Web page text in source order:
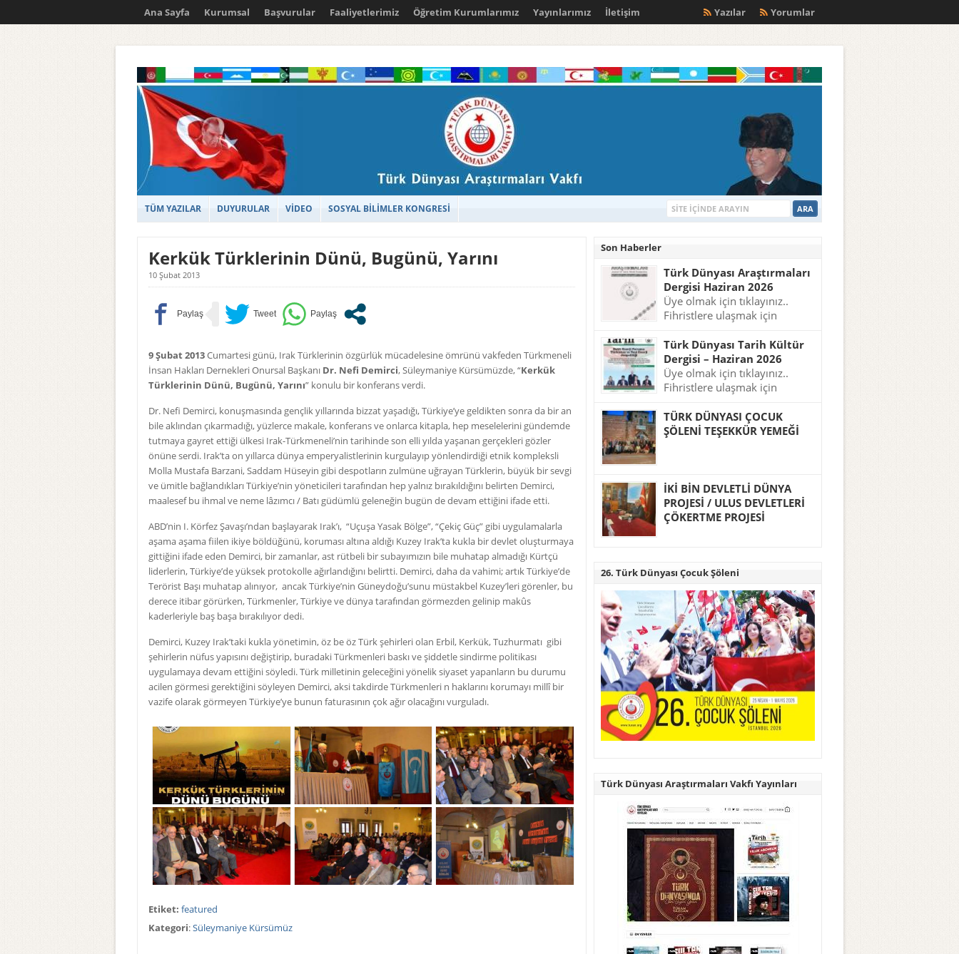
Ana Sayfa Kurumsal Başvurular Faaliyetlerimiz Öğretim Kurumlarımız Yayınlarımız İletişim Yorumlar
Yazılar
TÜM YAZILAR DUYURULAR VİDEO SOSYAL BİLİMLER KONGRESİ
Kerkük Türklerinin Dünü, Bugünü, Yarını
10 Şubat 2013
9 Şubat 2013Cumartesi günü, Irak Türklerinin özgürlük mücadelesine ömrünü vakfeden Türkmeneli
İnsan Hakları Dernekleri Onursal Başkanı Dr. Nefi Demirci, Süleymaniye Kürsümüzde, “Kerkük
Türklerinin Dünü, Bugünü, Yarını” konulu bir konferans verdi.
Dr. Nefi Demirci, konuşmasında gençlik yıllarında bizzat yaşadığı, Türkiye’ye geldikten sonra da bir an
bile aklından çıkarmadığı, yüzlerce makale, konferans ve onlarca kitapla, hep meselelerini gündemde
tutmaya gayret ettiği ülkesi Irak-Türkmeneli’nin tarihinde son elli yılda yaşanan gerçekleri gözler
önüne serdi. Irak’ta on yıllarca dünya emperyalistlerinin kurgulayıp yönlendirdiği etnik kompleksli
Molla Mustafa Barzani, Saddam Hüseyin gibi despotların zulmüne uğrayan Türklerin, büyük bir sevgi
ve ümitle bağlandıkları Türkiye’nin yöneticileri tarafından hep yalnız bırakıldığını belirten Demirci,
maalesef bu ihmal ve neme lâzımcı / Batı güdümlü geleneğin bugün de devam ettiğini ifade etti.
ABD’nin I. Körfez Şavaşı’ndan başlayarak Irak’ı, “Uçuşa Yasak Bölge”, “Çekiç Güç” gibi uygulamalarla
aşama aşama fiilen ikiye böldüğünü, koruması altına aldığı Kuzey Irak’ta kukla bir devlet oluşturmaya
gittiğini ifade eden Demirci, bir zamanlar, ast rütbeli bir subayımızın bile muhatap almadığı Kürtçü
liderlerin, Türkiye’de yüksek protokolle ağırlandığını belirtti. Demirci, daha da vahimi; artık Türkiye’de
Terörist Başı muhatap alınıyor, ancak Türkiye’nin Güneydoğu’sunu müstakbel Kuzey’leri görenler, bu
derece itibar görürken, Türkmenler, Türkiye ve dünya tarafından görmezden gelinip makûs
kaderleriyle baş başa bırakılıyor dedi.
Demirci, Kuzey Irak’taki kukla yönetimin, öz be öz Türk şehirleri olan Erbil, Kerkük, Tuzhurmatı gibi
şehirlerin nüfus yapısını değiştirip, buradaki Türkmenleri baskı ve şiddetle sindirme politikası
uygulamaya devam ettiğini söyledi. Türk milletinin geleceğini yönelik siyaset yapanların bu durumu
acilen görmesi gerektiğini söyleyen Demirci, aksi takdirde Türkmenleri n haklarını korumayı millî bir
vazife olarak görmeyen Türkiye’ye bunun faturasının çok ağır olacağını vurguladı.
Etiket: featured
Kategori:Süleymaniye Kürsümüz
Son Haberler
Türk Dünyası Araştırmaları
Dergisi Haziran 2026
Üye olmak için tıklayınız..
Fihristlere ulaşmak için
Türk Dünyası Tarih Kültür
Dergisi – Haziran 2026
Üye olmak için tıklayınız..
Fihristlere ulaşmak için
TÜRK DÜNYASI ÇOCUK
ŞÖLENİ TEŞEKKÜR YEMEĞİ
İKİ BİN DEVLETLİ DÜNYA
PROJESİ / ULUS DEVLETLERİ
ÇÖKERTME PROJESİ
26. Türk Dünyası Çocuk Şöleni
Türk Dünyası Araştırmaları Vakfı Yayınları